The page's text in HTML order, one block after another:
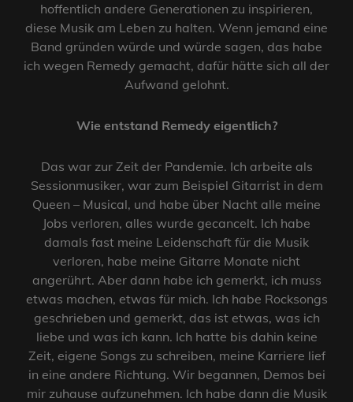
hoffentlich andere Generationen zu inspirieren,
diese Musik am Leben zu halten. Wenn jemand eine
Band gründen würde und würde sagen, das habe
ich wegen Remedy gemacht, dafür hätte sich all der
Aufwand gelohnt.
Wie entstand Remedy eigentlich?
Das war zur Zeit der Pandemie. Ich arbeite als
Sessionmusiker, war zum Beispiel Gitarrist in dem
Queen – Musical, und habe über Nacht alle meine
Jobs verloren, alles wurde gecancelt. Ich habe
damals fast meine Leidenschaft für die Musik
verloren, habe meine Gitarre Monate nicht
angerührt. Aber dann habe ich gemerkt, ich muss
etwas machen, etwas für mich. Ich habe Rocksongs
geschrieben und gemerkt, das ist etwas, was ich
liebe und was ich kann. Ich hatte bis dahin keine
Zeit, eigene Songs zu schreiben, meine Karriere lief
in eine andere Richtung. Wir begannen, Demos bei
mir zuhause aufzunehmen. Ich habe dann die Musik